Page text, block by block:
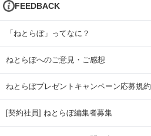
FEEDBACK
「ねとらぼ」ってなに？
ねとらぼへのご意見・ご感想
ねとらぼプレゼントキャンペーン応募規約
[契約社員] ねとらぼ編集者募集